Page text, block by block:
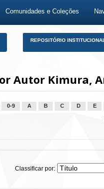
Comunidades e Coleções
REPOSITÓRIO
Autor Kimura,
0-9 A B C D E
Classificar por: